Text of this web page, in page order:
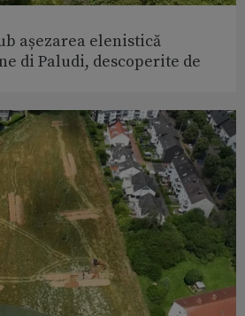
așezarea elenistică
di Paludi, descoperite de